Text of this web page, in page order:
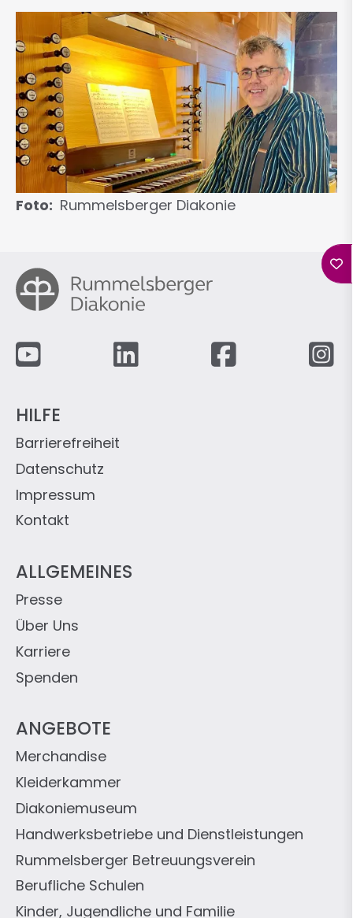
Foto Rummelsberger Diakonie
Fußzeile
ANGEBOTE
Kinder, Jugendliche und Familie
Berufliche Schulen
Rummelsberger Betreuungsverein
Handwerksbetriebe und Dienstleistungen
Diakoniemuseum
Kleiderkammer
Merchandise
ALLGEMEINES
Spenden
Karriere
Über Uns
Presse
HILFE
Kontakt
Impressum
Datenschutz
Barrierefreiheit